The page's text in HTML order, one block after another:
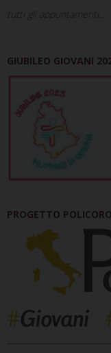
tutti gli appuntamenti...
GIUBILEO GIOVANI
PROGETTO POLICORO